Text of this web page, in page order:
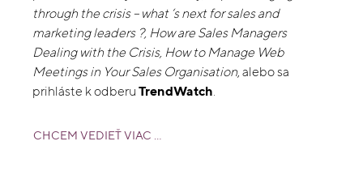
through the crisis – what ‘s next for sales and
marketing leaders ?, How are Sales Managers
Dealing with the Crisis, How to Manage Web
Meetings in Your Sales Organisation, alebo sa
prihláste k odberu TrendWatch.
CHCEM VEDIEŤ VIAC ...